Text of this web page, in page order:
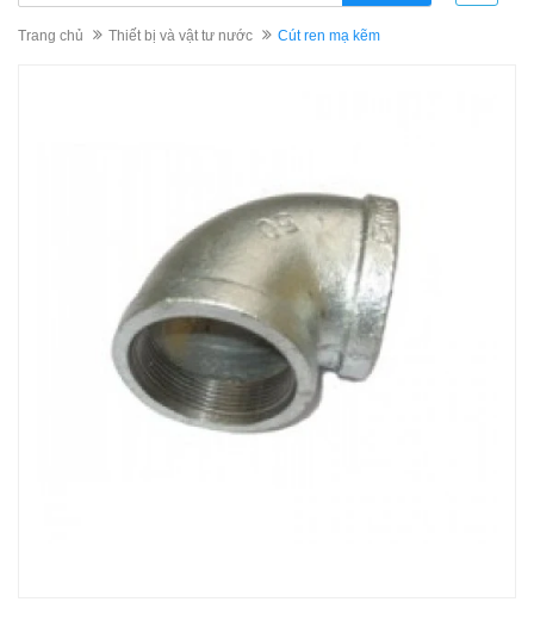
Trang chủ Thiết bị và vật tư nước Cút ren mạ kẽm